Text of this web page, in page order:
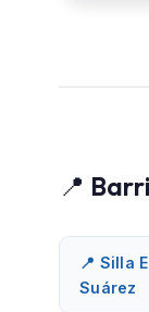
📍
📍 Silla
Suárez